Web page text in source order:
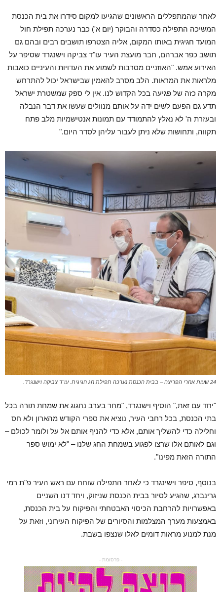
לאחר שהמתפללים הראשונים שהגיעו למקום סידרו את בית הכנסת
המשיכה התפילה כסדרה והבוקר (יום א') כבר נערכה תפילת חול
המועד חגיגית באותו המקום, אליה הצטרפו תושבים רבים ובהם גם
תושב כפר אברהם, חבר מועצת העיר עו"ד צביקה וישנגרד שסיפר על
האירוע אמש. "האוזניים מסרבות לשמוע את העדויות והעיניים כואבות
מלראות את המראות. הלב מסרב להאמין שבישראל יכול להתרחש
מקרה כזה של פגיעה בכל הקדוש לנו. אין לי ספק שמשטרת ישראל
תדע גם הפעם לשים ידה על אותם מנוולים שעשו את דבר הנבלה
ובעזרת ה' לא נאלץ להתמודד עם תמונות אנטישמיות מלב פתח
תקווה, ותחושות שלא ניתן לעבור עליהן לסדר היום."
24 שעות אחרי הפריצה – בבית הכנסת נערכה תפילת חג חגיגית. עו"ד צביקה וישנגרד.
"יחד עם זאת," הוסיף וישנגרד, "מחר בערב נחגוג את שמחת תורה בכל
בתי הכנסת, בכל רחבי העיר, נוציא את ספרי הקודש מהארון ולא חס
וחלילה כדי להשליך אותם, אלא כדי להניף אותם אל על ולומר לכולם –
וגם לאותם אלו שרצו לפגוע בשמחת החג שלנו – "לא ימוש ספר
התורה הזאת מפינו".
בנוסף, סיפר וישינגרד כי לאחר התפילה שוחח עם ראש העיר פ"ת רמי
גרינברג, שהגיע לסיור בבית הכנסת שניזוק, ויחד דנו השניים
באפשרויות להרחבת הכיסוי האבטחתי והפיקוח על בית הכנסת,
באמצעות מערך המצלמות והסיורים של הפיקוח העירוני, וזאת על
מנת למנוע מראות דומים לאלו שנצפו בשבת.
- פרסומת -